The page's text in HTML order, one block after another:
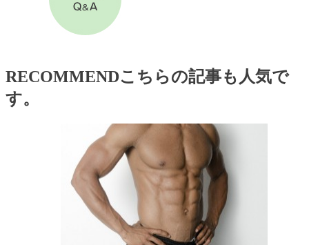
RECOMMENDこちらの記事も人気で
す。